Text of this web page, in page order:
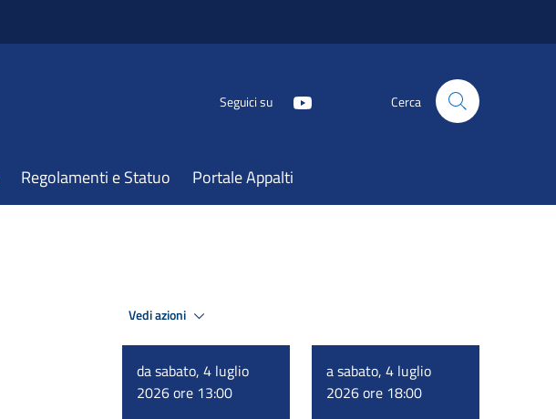
Seguici su Cerca
Regolamenti e Statuo Portale Appalti
Vedi azioni
da sabato, 4 luglio
2026 ore 13:00
a sabato, 4 luglio
2026 ore 18:00